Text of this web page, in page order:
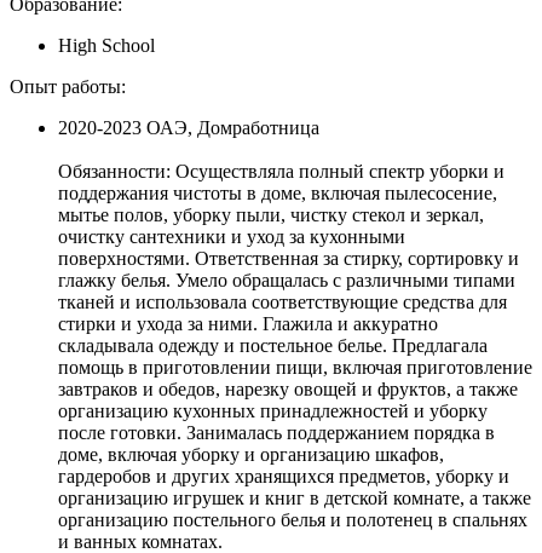
High School
Опыт работы:
2020-2023 ОАЭ, Домработница
Обязанности: Осуществляла полный спектр уборки и
поддержания чистоты в доме, включая пылесосение,
мытье полов, уборку пыли, чистку стекол и зеркал,
очистку сантехники и уход за кухонными
поверхностями. Ответственная за стирку, сортировку и
глажку белья. Умело обращалась с различными типами
тканей и использовала соответствующие средства для
стирки и ухода за ними. Глажила и аккуратно
складывала одежду и постельное белье. Предлагала
помощь в приготовлении пищи, включая приготовление
завтраков и обедов, нарезку овощей и фруктов, а также
организацию кухонных принадлежностей и уборку
после готовки. Занималась поддержанием порядка в
доме, включая уборку и организацию шкафов,
гардеробов и других хранящихся предметов, уборку и
организацию игрушек и книг в детской комнате, а также
организацию постельного белья и полотенец в спальнях
и ванных комнатах.